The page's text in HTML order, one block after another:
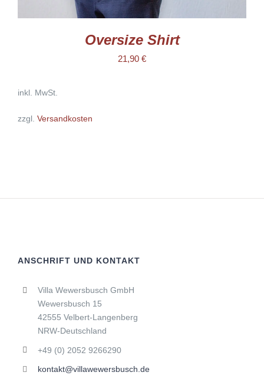
Oversize Shirt
21,90 €
inkl. MwSt.
zzgl. Versandkosten
ANSCHRIFT UND KONTAKT
Villa Wewersbusch GmbH
Wewersbusch 15
42555 Velbert-Langenberg
NRW-Deutschland
+49 (0) 2052 9266290
kontakt@villawewersbusch.de